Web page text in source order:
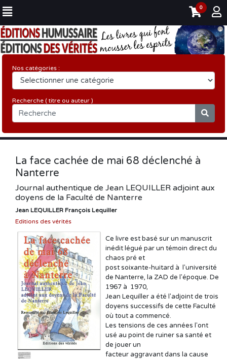
0
Nos catégories :
Recherche ( titre ou auteur )
La face cachée de mai 68 déclenché à
Nanterre
Journal authentique de Jean LEQUILLER adjoint aux
doyens de la Faculté de Nanterre
Jean LEQUILLER François Lequiller
Editions des vérités
Ce livre est basé sur un manuscrit
inédit légué par un témoin direct du
chaos pré et
post soixante-huitard à l'université
de Nanterre, la ZAD de l'époque. De
1967 à 1970,
Jean Lequiller a été l'adjoint de trois
doyens successifs de cette Faculté
où tout a commencé.
Les tensions de ces années l'ont
usé au point de ruiner sa santé et
de jouer un
facteur aggravant dans la cause